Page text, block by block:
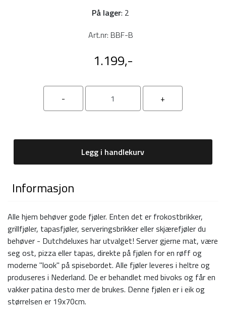
På lager: 2
Art.nr: BBF-B
1.199,-
Legg i handlekurv
Informasjon
Alle hjem behøver gode fjøler. Enten det er frokostbrikker,
grillfjøler, tapasfjøler, serveringsbrikker eller skjærefjøler du
behøver - Dutchdeluxes har utvalget! Server gjerne mat, være
seg ost, pizza eller tapas, direkte på fjølen for en røff og
moderne "look" på spisebordet. Alle fjøler leveres i heltre og
produseres i Nederland. De er behandlet med bivoks og får en
vakker patina desto mer de brukes. Denne fjølen er i eik og
størrelsen er 19x70cm.